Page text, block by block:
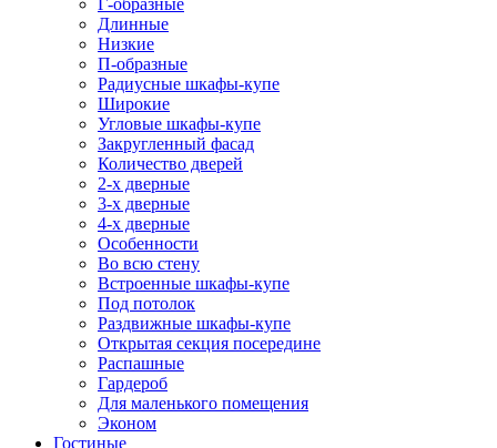
Г-образные
Длинные
Низкие
П-образные
Радиусные шкафы-купе
Широкие
Угловые шкафы-купе
Закругленный фасад
Количество дверей
2-х дверные
3-х дверные
4-х дверные
Особенности
Во всю стену
Встроенные шкафы-купе
Под потолок
Раздвижные шкафы-купе
Открытая секция посередине
Распашные
Гардероб
Для маленького помещения
Эконом
Гостиные